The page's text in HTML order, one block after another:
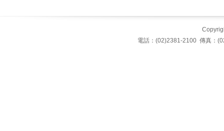
電話：(02)2381-2100 傳真：